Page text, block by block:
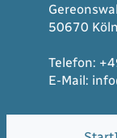
50670 Köln
Telefon:
E-Mail: